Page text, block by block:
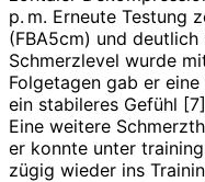
p. m. Erneute Testung
(FBA5cm) und
Schmerzlevel wurde
Folgetagen gab er
ein stabileres Gefühl
Eine weitere
er konnte unter
zügig wieder ins